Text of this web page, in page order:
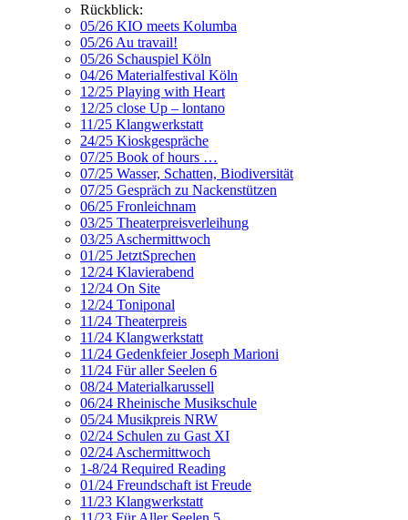
Rückblick:
05/26 KIO meets Kolumba
05/26 Au travail!
05/26 Schauspiel Köln
04/26 Materialfestival Köln
12/25 Playing with Heart
12/25 close Up – lontano
11/25 Klangwerkstatt
24/25 Kioskgespräche
07/25 Book of hours …
07/25 Wasser, Schatten, Biodiversität
07/25 Gespräch zu Nackenstützen
06/25 Fronleichnam
03/25 Theaterpreisverleihung
03/25 Aschermittwoch
01/25 JetztSprechen
12/24 Klavierabend
12/24 On Site
12/24 Toniponal
11/24 Theaterpreis
11/24 Klangwerkstatt
11/24 Gedenkfeier Joseph Marioni
11/24 Für aller Seelen 6
08/24 Materialkarussell
06/24 Rheinische Musikschule
05/24 Musikpreis NRW
02/24 Schulen zu Gast XI
02/24 Aschermittwoch
1-8/24 Required Reading
01/24 Freundschaft ist Freude
11/23 Klangwerkstatt